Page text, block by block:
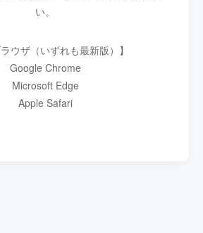
い。
ラウザ（いずれも最新版）】
Google Chrome
Microsoft Edge
Apple Safari